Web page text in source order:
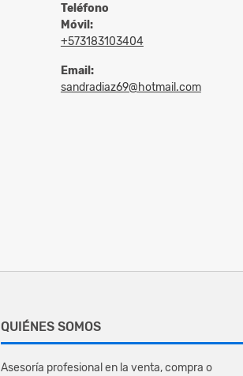
Teléfono
Móvil:
+573183103404
Email:
sandradiaz69@hotmail.com
QUIÉNES SOMOS
Asesoría profesional en la venta, compra o